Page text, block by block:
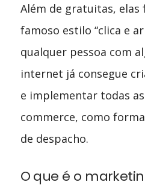
Além de gratuitas, elas
famoso estilo “clica e
qualquer pessoa com
internet já consegue
e implementar todas
commerce, como
de despacho.
O que é o